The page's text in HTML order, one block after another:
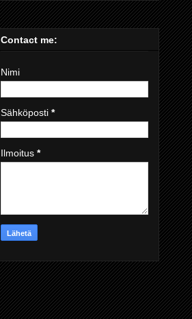
Contact me:
Nimi
Sähköposti *
Ilmoitus *